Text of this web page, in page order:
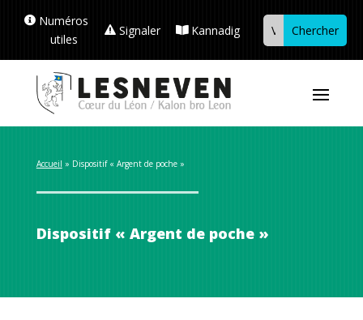
Numéros
utiles
Signaler Kannadig
Accueil » Dispositif « Argent de poche »
Dispositif « Argent de poche »